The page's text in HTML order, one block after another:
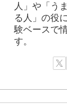
人」や「う
る人」の役
験ベースで
す。